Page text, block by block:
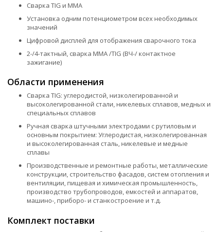
Сварка TIG и MMA
Установка одним потенциометром всех необходимых
значений
Цифровой дисплей для отображения сварочного тока
2-/4-тактный, сварка ММА /TIG (ВЧ-/ контактное
зажигание)
Области применения
Сварка TIG: углеродистой, низколегированной и
высоколегированной стали, никелевых сплавов, медных и
специальных сплавов
Ручная сварка штучными электродами с рутиловым и
основным покрытием: Углеродистая, низколегированная
и высоколегированная сталь, никелевые и медные
сплавы
Производственные и ремонтные работы, металлические
конструкции, строительство фасадов, систем отопления и
вентиляции, пищевая и химическая промышленность,
производство трубопроводов, емкостей и аппаратов,
машино-, приборо- и станкостроение и т.д.
Комплект поставки